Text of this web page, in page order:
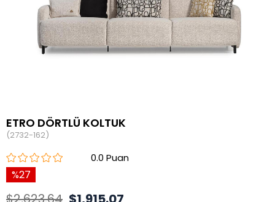
ETRO DÖRTLÜ KOLTUK
(2732-162)
0.0
27